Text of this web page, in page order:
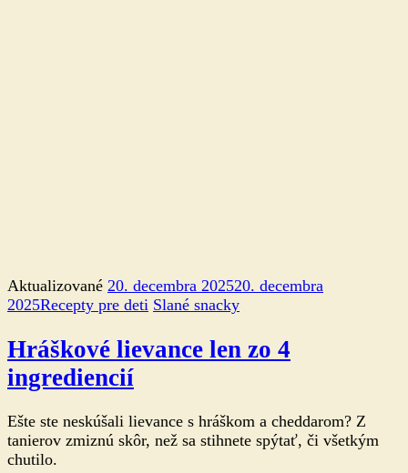
Aktualizované 20. decembra 202520. decembra
2025Recepty pre deti Slané snacky
Hráškové lievance len zo 4
ingrediencií
Ešte ste neskúšali lievance s hráškom a cheddarom? Z
tanierov zmiznú skôr, než sa stihnete spýtať, či všetkým
chutilo.